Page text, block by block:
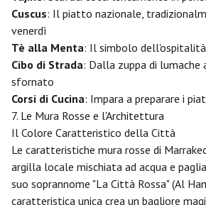
Cuscus: Il piatto nazionale,
venerdì
Tè alla Menta: Il simbolo
Cibo di Strada: Dalla zuppa di lumache
sfornato
Corsi di Cucina: Impara a preparare i
7. Le Mura Rosse e l'Architettura
Il Colore Caratteristico della Città
Le caratteristiche mura rosse di
argilla locale mischiata ad acqua e
suo soprannome "La Città Rossa" (Al
caratteristica unica crea un bagliore